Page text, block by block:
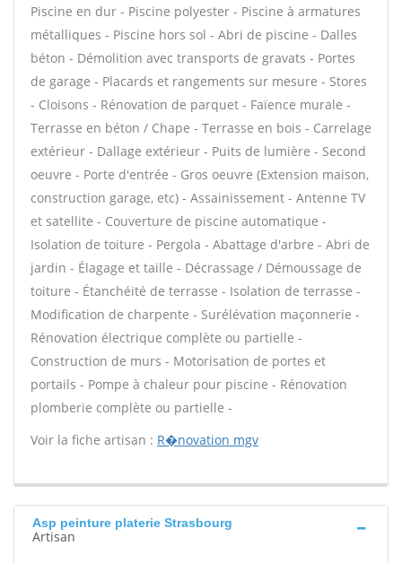
Piscine en dur - Piscine polyester - Piscine à armatures
métalliques - Piscine hors sol - Abri de piscine - Dalles
béton - Démolition avec transports de gravats - Portes
de garage - Placards et rangements sur mesure - Stores
- Cloisons - Rénovation de parquet - Faïence murale -
Terrasse en béton / Chape - Terrasse en bois - Carrelage
extérieur - Dallage extérieur - Puits de lumière - Second
oeuvre - Porte d'entrée - Gros oeuvre (Extension maison,
construction garage, etc) - Assainissement - Antenne TV
et satellite - Couverture de piscine automatique -
Isolation de toiture - Pergola - Abattage d'arbre - Abri de
jardin - Élagage et taille - Décrassage / Démoussage de
toiture - Étanchéité de terrasse - Isolation de terrasse -
Modification de charpente - Surélévation maçonnerie -
Rénovation électrique complète ou partielle -
Construction de murs - Motorisation de portes et
portails - Pompe à chaleur pour piscine - Rénovation
plomberie complète ou partielle -
Voir la fiche artisan : R�novation mgv
Asp peinture platerie Strasbourg
Artisan